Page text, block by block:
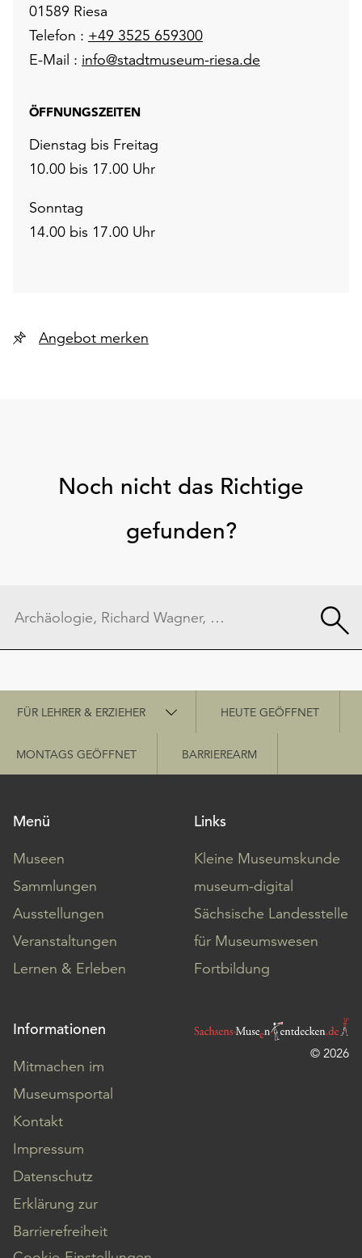
01589 Riesa
Telefon : +49 3525 659300
E-Mail : info@stadtmuseum-riesa.de
ÖFFNUNGSZEITEN
Dienstag bis Freitag
10.00 bis 17.00 Uhr
Sonntag
14.00 bis 17.00 Uhr
Angebot merken
Noch nicht das Richtige
gefunden?
Schnellzugriff
FÜR LEHRER & ERZIEHER HEUTE GEÖFFNET
MONTAGS GEÖFFNET BARRIEREARM
Menü
Museen
Sammlungen
Ausstellungen
Veranstaltungen
Lernen & Erleben
Links
Kleine Museumskunde
museum-digital
Sächsische Landesstelle
für Museumswesen
Fortbildung
Informationen
Mitmachen im
Museumsportal
Kontakt
Impressum
Datenschutz
Erklärung zur
Barrierefreiheit
© 2026